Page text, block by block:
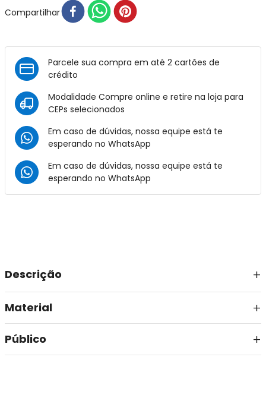
Compartilhar
Parcele sua compra em até 2 cartões de
crédito
Modalidade Compre online e retire na loja para
CEPs selecionados
Em caso de dúvidas, nossa equipe está te
esperando no WhatsApp
Em caso de dúvidas, nossa equipe está te
esperando no WhatsApp
Descrição
Material
Público